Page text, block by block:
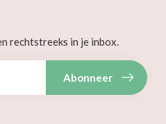
rechtstreeks in je inbox.
Abonneer